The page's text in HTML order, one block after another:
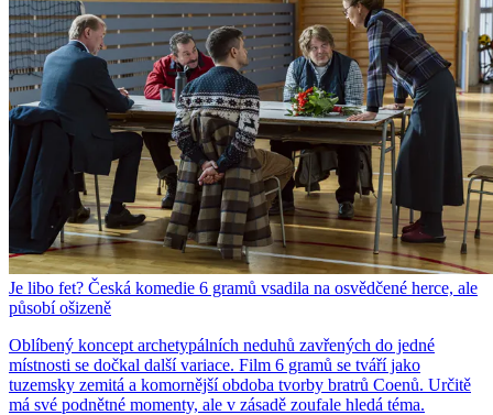
Je libo fet? Česká komedie 6 gramů vsadila na osvědčené herce, ale
působí ošizeně
Oblíbený koncept archetypálních neduhů zavřených do jedné
místnosti se dočkal další variace. Film 6 gramů se tváří jako
tuzemsky zemitá a komornější obdoba tvorby bratrů Coenů. Určitě
má své podnětné momenty, ale v zásadě zoufale hledá téma.